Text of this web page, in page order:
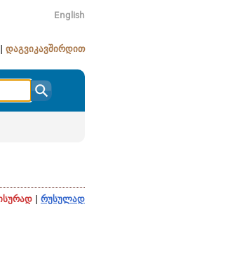
English
დაგვიკავშირდით
რუსულად